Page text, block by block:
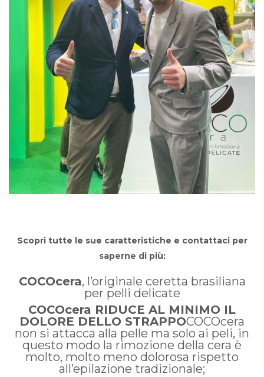
Scopri tutte le sue caratteristiche e contattaci per
saperne di più:
COCOcera, l’originale ceretta brasiliana
per pelli delicate
COCOcera RIDUCE AL MINIMO IL
DOLORE DELLO STRAPPOCOCOcera
non si attacca alla pelle ma solo ai peli, in
questo modo la rimozione della cera è
molto, molto meno dolorosa rispetto
all’epilazione tradizionale;